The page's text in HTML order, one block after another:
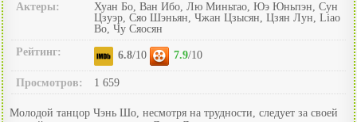
Актеры:
Хуан Бо, Ван Ибо, Лю Миньтао, Юэ Юньпэн, Сун
Цзуэр, Сяо Шэньян, Чжан Цзысян, Цзян Лун, Liao
Bo, Чу Сяосян
Рейтинг:
6.8/10 7.9/10
Просмотров: 1 659
Молодой танцор Чэнь Шо, несмотря на трудности, следует за своей